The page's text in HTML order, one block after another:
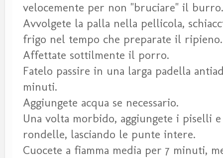
velocemente per non "bruciare" il
Avvolgete la palla nella pellicola,
frigo nel tempo che preparate il ripieno.
Affettate sottilmente il porro.
Fatelo passire in una larga padella
minuti.
Aggiungete acqua se necessario.
Una volta morbido, aggiungete i piselli
rondelle, lasciando le punte intere.
Cuocete a fiamma media per 7 minuti,